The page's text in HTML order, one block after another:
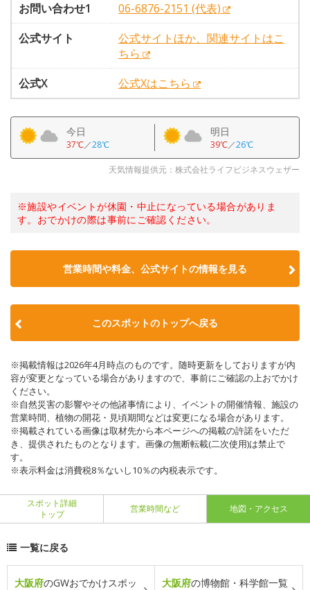
お問い合わせ1
06-6876-2151 (代表)
公式サイト
公式サイトほか、関連サイトはこ
ちら
公式X
公式Xはこちら
今日
37℃／28℃
明日
39℃／26℃
天気情報提供元：株式会社ライフビジネスウェザー
※施設やイベントが休園・中止になっている場合がありま
す。おでかけの際は事前にご確認ください。
営業時間や料金、公式サイトの情報を見る
このスポットのトップへ戻る
※掲載情報は2026年4月時点のものです。随時更新をしておりますが内
容が変更となっている場合がありますので、事前にご確認の上おでかけ
ください。
※自然災害の影響やその他諸事情により、イベントの開催情報、施設の
営業時間、植物の開花・見頃期間などは変更になる場合があります。
※掲載されている画像は取材先から本ページへの掲載の許諾をいただ
き、提供されたものとなります。画像の無断転載(二次使用)は禁止で
す。
※表示料金は消費税8％ないし10％の内税表示です。
スポット詳細
トップ
営業時間など 地図・アクセス
一覧に戻る
大阪府のGWおでかけスポッ
大阪府の博物館・科学館一覧